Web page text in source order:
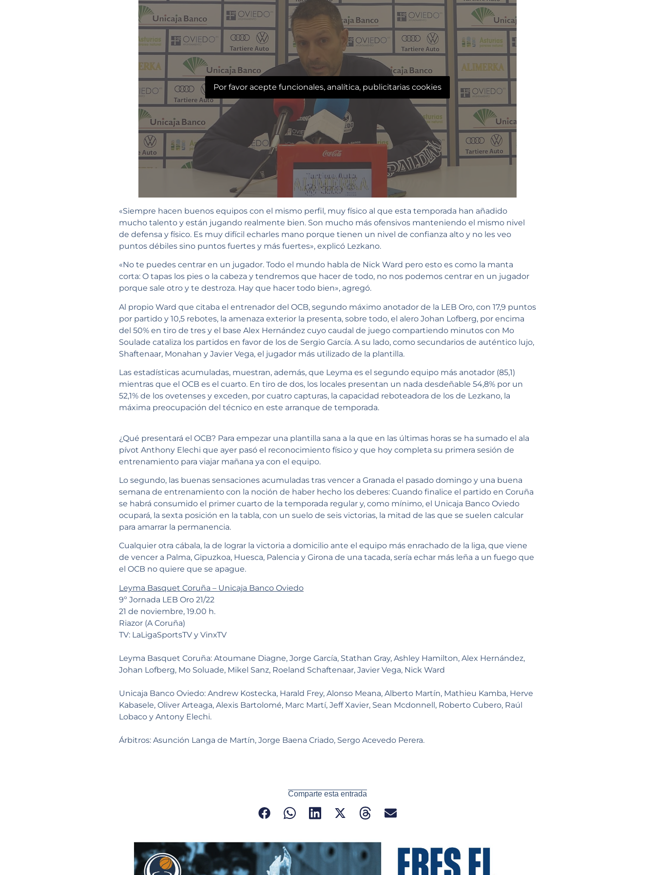
Por favor acepte funcionales, analítica, publicitarias cookies
«Siempre hacen buenos equipos con el mismo perfil, muy físico al que esta temporada han añadido
mucho talento y están jugando realmente bien. Son mucho más ofensivos manteniendo el mismo nivel
de defensa y físico. Es muy difícil echarles mano porque tienen un nivel de confianza alto y no les veo
puntos débiles sino puntos fuertes y más fuertes», explicó Lezkano.
«No te puedes centrar en un jugador. Todo el mundo habla de Nick Ward pero esto es como la manta
corta: O tapas los pies o la cabeza y tendremos que hacer de todo, no nos podemos centrar en un jugador
porque sale otro y te destroza. Hay que hacer todo bien», agregó.
Al propio Ward que citaba el entrenador del OCB, segundo máximo anotador de la LEB Oro, con 17,9 puntos
por partido y 10,5 rebotes, la amenaza exterior la presenta, sobre todo, el alero Johan Lofberg, por encima
del 50% en tiro de tres y el base Alex Hernández cuyo caudal de juego compartiendo minutos con Mo
Soulade cataliza los partidos en favor de los de Sergio García. A su lado, como secundarios de auténtico lujo,
Shaftenaar, Monahan y Javier Vega, el jugador más utilizado de la plantilla.
Las estadísticas acumuladas, muestran, además, que Leyma es el segundo equipo más anotador (85,1)
mientras que el OCB es el cuarto. En tiro de dos, los locales presentan un nada desdeñable 54,8% por un
52,1% de los ovetenses y exceden, por cuatro capturas, la capacidad reboteadora de los de Lezkano, la
máxima preocupación del técnico en este arranque de temporada.
¿Qué presentará el OCB? Para empezar una plantilla sana a la que en las últimas horas se ha sumado el ala
pívot Anthony Elechi que ayer pasó el reconocimiento físico y que hoy completa su primera sesión de
entrenamiento para viajar mañana ya con el equipo.
Lo segundo, las buenas sensaciones acumuladas tras vencer a Granada el pasado domingo y una buena
semana de entrenamiento con la noción de haber hecho los deberes: Cuando finalice el partido en Coruña
se habrá consumido el primer cuarto de la temporada regular y, como mínimo, el Unicaja Banco Oviedo
ocupará, la sexta posición en la tabla, con un suelo de seis victorias, la mitad de las que se suelen calcular
para amarrar la permanencia.
Cualquier otra cábala, la de lograr la victoria a domicilio ante el equipo más enrachado de la liga, que viene
de vencer a Palma, Gipuzkoa, Huesca, Palencia y Girona de una tacada, sería echar más leña a un fuego que
el OCB no quiere que se apague.
Leyma Basquet Coruña – Unicaja Banco Oviedo
9º Jornada LEB Oro 21/22
21 de noviembre, 19.00 h.
Riazor (A Coruña)
TV: LaLigaSportsTV y VinxTV
Leyma Basquet Coruña: Atoumane Diagne, Jorge García, Stathan Gray, Ashley Hamilton, Alex Hernández,
Johan Lofberg, Mo Soluade, Mikel Sanz, Roeland Schaftenaar, Javier Vega, Nick Ward
Unicaja Banco Oviedo: Andrew Kostecka, Harald Frey, Alonso Meana, Alberto Martín, Mathieu Kamba, Herve
Kabasele, Oliver Arteaga, Alexis Bartolomé, Marc Martí, Jeff Xavier, Sean Mcdonnell, Roberto Cubero, Raúl
Lobaco y Antony Elechi.
Árbitros: Asunción Langa de Martín, Jorge Baena Criado, Sergo Acevedo Perera.
Comparte esta entrada